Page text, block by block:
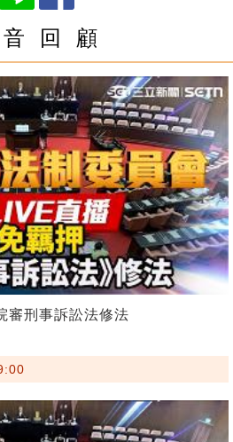
回 顧
刑事訴訟法修法